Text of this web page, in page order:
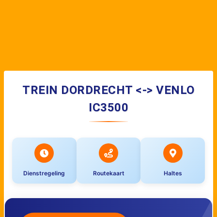
TREIN DORDRECHT <-> VENLO
IC3500
Dienstregeling Routekaart Haltes